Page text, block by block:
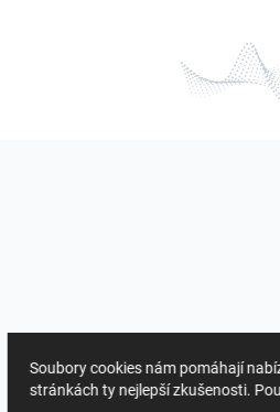
Soubory cookies nám pomáhají
stránkách ty nejlepší zkušenosti.